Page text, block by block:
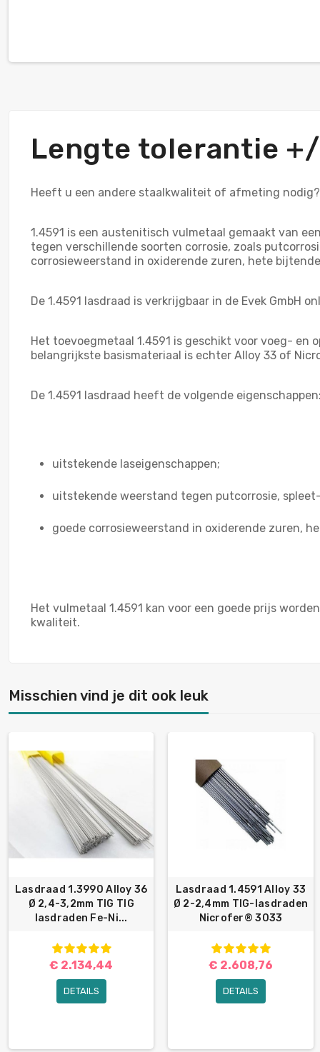
Lengte tolerantie
Heeft u een andere staalkwaliteit of afmeting
1.4591 is een austenitisch vulmetaal gemaakt van
tegen verschillende soorten corrosie, zoals
corrosieweerstand in oxiderende zuren, hete
De 1.4591 lasdraad is verkrijgbaar in de Evek GmbH
Het toevoegmetaal 1.4591 is geschikt voor voeg- en
belangrijkste basismateriaal is echter Alloy 33 of
De 1.4591 lasdraad heeft de volgende eigenschappen:
uitstekende laseigenschappen;
uitstekende weerstand tegen putcorrosie,
goede corrosieweerstand in oxiderende zuren,
Het vulmetaal 1.4591 kan voor een goede prijs
kwaliteit.
Misschien vind je dit ook leuk
Lasdraad 1.3990 Alloy 36
Ø 2,4-3,2mm TIG TIG
lasdraden Fe-Ni...
€ 2.134,44
DETAILS
Lasdraad 1.4591 Alloy 33
Ø 2-2,4mm TIG-lasdraden
Nicrofer® 3033
€ 2.608,76
DETAILS